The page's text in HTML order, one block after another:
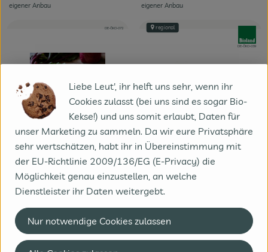
, Herkunft:
eigener Anbau , Herkunft:
eigener Anbau
, Preis:
0,00 €/ Stück
Rezept der Woche "Rote
1 Stückeingeplant
, Kontrollstelle:
DE-ÖKO-072
, Preis:
9,99 €/ kg
Gurke kurz
, Herkunft:
0.2 kgeingeplant
, Kontrollstelle:
DE-ÖKO-039
regional
, Verband:
Liebe Leut', ihr helft uns sehr, wenn ihr
Cookies zulasst (bei uns sind es sogar Bio-
Kekse!) und uns somit erlaubt, Daten für
unser Marketing zu sammeln. Da wir eure Privatsphäre
sehr wertschätzen, habt ihr in Übereinstimmung mit
der EU-Richtlinie 2009/136/EG (E-Privacy) die
Möglichkeit genau einzustellen, an welche
Dienstleister ihr Daten weitergebt.
Nur notwendige Cookies zulassen